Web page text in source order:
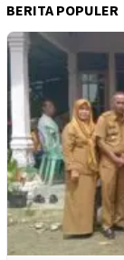
BERITA POPULER